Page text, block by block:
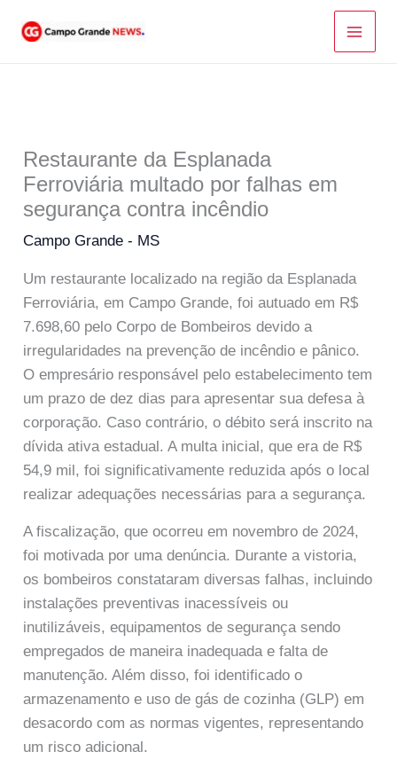
para
Restaurante da Esplanada
Ferroviária multado por falhas em
segurança contra incêndio
Campo Grande - MS
Um restaurante localizado na região da Esplanada
Ferroviária, em Campo Grande, foi autuado em R$
7.698,60 pelo Corpo de Bombeiros devido a
irregularidades na prevenção de incêndio e pânico.
O empresário responsável pelo estabelecimento tem
um prazo de dez dias para apresentar sua defesa à
corporação. Caso contrário, o débito será inscrito na
dívida ativa estadual. A multa inicial, que era de R$
54,9 mil, foi significativamente reduzida após o local
realizar adequações necessárias para a segurança.
A fiscalização, que ocorreu em novembro de 2024,
foi motivada por uma denúncia. Durante a vistoria,
os bombeiros constataram diversas falhas, incluindo
instalações preventivas inacessíveis ou
inutilizáveis, equipamentos de segurança sendo
empregados de maneira inadequada e falta de
manutenção. Além disso, foi identificado o
armazenamento e uso de gás de cozinha (GLP) em
desacordo com as normas vigentes, representando
um risco adicional.